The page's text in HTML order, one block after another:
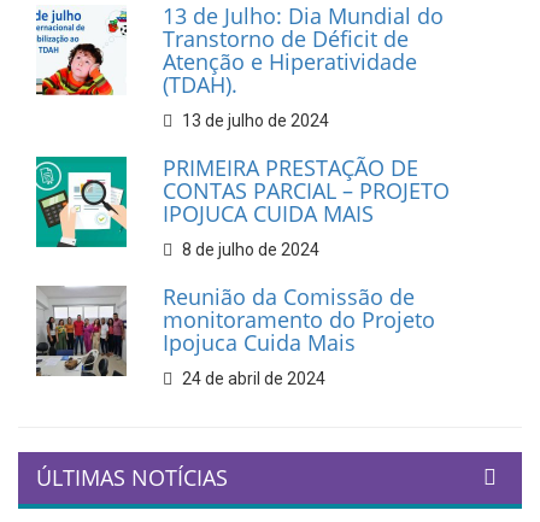
13 de Julho: Dia Mundial do
Transtorno de Déficit de
Atenção e Hiperatividade
(TDAH).
13 de julho de 2024
PRIMEIRA PRESTAÇÃO DE
CONTAS PARCIAL – PROJETO
IPOJUCA CUIDA MAIS
8 de julho de 2024
Reunião da Comissão de
monitoramento do Projeto
Ipojuca Cuida Mais
24 de abril de 2024
ÚLTIMAS NOTÍCIAS